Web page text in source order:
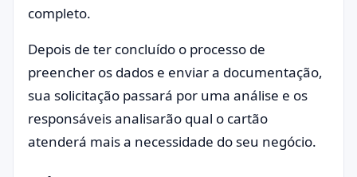
completo.
Depois de ter concluído o processo de
preencher os dados e enviar a documentação,
sua solicitação passará por uma análise e os
responsáveis analisarão qual o cartão
atenderá mais a necessidade do seu negócio.